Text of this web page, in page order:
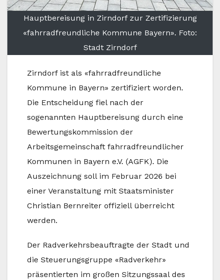
Hauptbereisung in Zirndorf zur Zertifizierung
«fahrradfreundliche Kommune Bayern». Foto:
Stadt Zirndorf
Zirndorf ist als «fahrradfreundliche
Kommune in Bayern» zertifiziert worden.
Die Entscheidung fiel nach der
sogenannten Hauptbereisung durch eine
Bewertungskommission der
Arbeitsgemeinschaft fahrradfreundlicher
Kommunen in Bayern e.V. (AGFK). Die
Auszeichnung soll im Februar 2026 bei
einer Veranstaltung mit Staatsminister
Christian Bernreiter offiziell überreicht
werden.
Der Radverkehrsbeauftragte der Stadt und
die Steuerungsgruppe «Radverkehr»
präsentierten im großen Sitzungssaal des